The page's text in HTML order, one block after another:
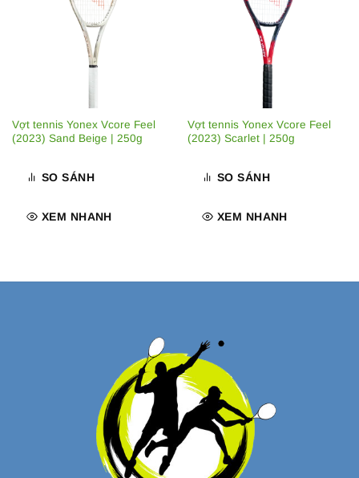
Vợt tennis Yonex Vcore Feel
(2023) Sand Beige | 250g
SO SÁNH
XEM NHANH
Vợt tennis Yonex Vcore Feel
(2023) Scarlet | 250g
SO SÁNH
XEM NHANH